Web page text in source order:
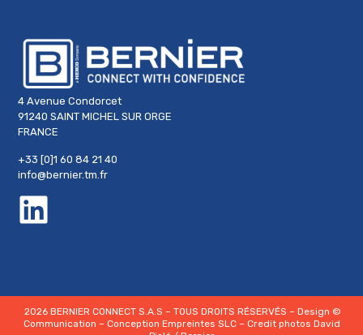
4 Avenue Condorcet
91240 SAINT MICHEL SUR ORGE
FRANCE
+33 [0]1 60 84 21 40
info@bernier.tm.fr
2026 BERNIER CONNECT S.A.S – TOUS DROITS RÉSERVÉS – Design ©
Communication – Conception Empreintes SLC– Credit photos David